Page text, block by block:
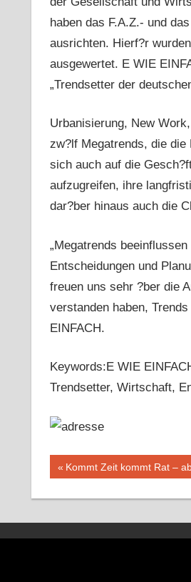
haben das F.A.Z.- und
ausrichten. Hierf?r
ausgewertet. E WIE
„Trendsetter der
Urbanisierung, New
zw?lf Megatrends, die die
sich auch auf die
aufzugreifen, ihre
dar?ber hinaus auch die
„Megatrends
Entscheidungen und
freuen uns sehr ?ber die
verstanden haben,
EINFACH.
Keywords:E WIE
Trendsetter, Wirtschaft,
Vorheriger
Kommt Zeit kommt Rat –